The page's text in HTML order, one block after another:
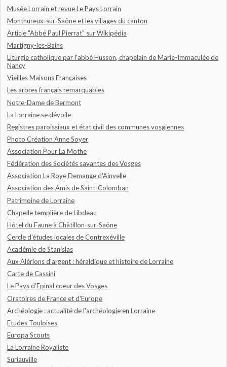
Musée Lorrain et revue Le Pays Lorrain
Monthureux-sur-Saône et les villages du canton
Article "Abbé Paul Pierrat" sur Wikipédia
Martigny-les-Bains
Liturgie catholique par l'abbé Husson, chapelain de Marie-Immaculée de
Nancy
Vieilles Maisons Françaises
Les arbres français remarquables
Notre-Dame de Bermont
La Lorraine se dévoile
Registres paroissiaux et état civil des communes vosgiennes
Photo Création Anne Soyer
Association Pour La Mothe
Fédération des Sociétés savantes des Vosges
Association La Roye Demange d'Ainvelle
Association des Amis de Saint-Colomban
Patrimoine de Lorraine
Chapelle templière de Libdeau
Hôtel du Faune à Châtillon-sur-Saône
Cercle d'études locales de Contrexéville
Académie de Stanislas
Aux Alérions d'argent : héraldique et histoire de Lorraine
Carte de Cassini
Le Pays d'Epinal coeur des Vosges
Oratoires de France et d'Europe
Archéologie : actualité de l'archéologie en Lorraine
Etudes Touloises
Europa Scouts
La Lorraine Royaliste
Suriauville